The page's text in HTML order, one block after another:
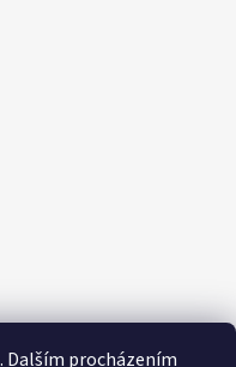
Dalším procházením